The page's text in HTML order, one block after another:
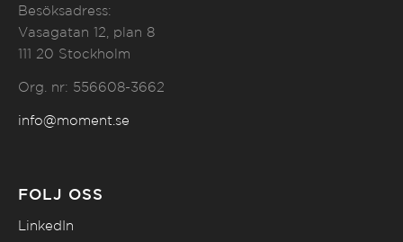
Besöksadress:
Vasagatan 12, plan 8
111 20 Stockholm
Org. nr: 556608-3662
info@moment.se
FÖLJ OSS
LinkedIn